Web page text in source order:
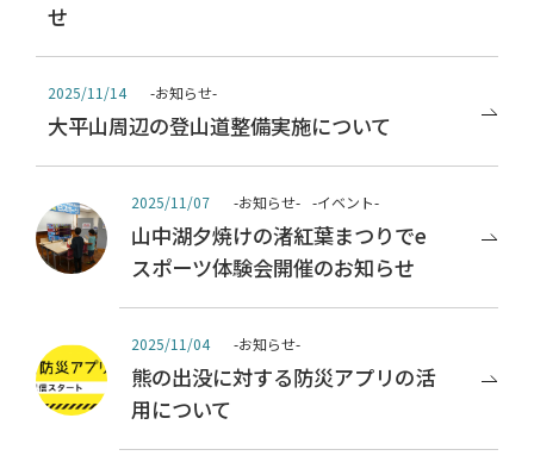
せ
2025/11/14 -お知らせ-
大平山周辺の登山道整備実施について
2025/11/07 -お知らせ- -イベント-
山中湖夕焼けの渚紅葉まつりでe
スポーツ体験会開催のお知らせ
2025/11/04 -お知らせ-
熊の出没に対する防災アプリの活
用について